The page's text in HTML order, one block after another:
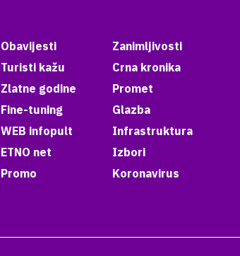
Obavijesti
Turisti kažu
Zlatne godine
Fine-tuning
WEB infopult
ETNO net
Promo
Zanimljivosti
Crna kronika
Promet
Glazba
Infrastruktura
Izbori
Koronavirus